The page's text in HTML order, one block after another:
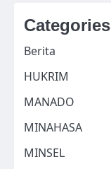
Categories
Berita
HUKRIM
MANADO
MINAHASA
MINSEL